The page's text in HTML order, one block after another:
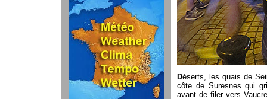
Déserts, les quais de
côte de Suresnes qui
avant de filer vers